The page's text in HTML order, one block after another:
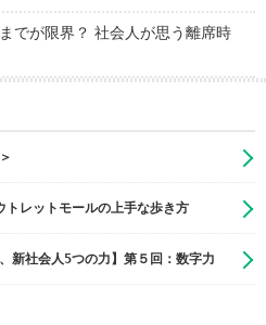
でが限界？ 社会人が思う離席時
レットモールの上手な歩き方
新社会人5つの力】第５回：数字力